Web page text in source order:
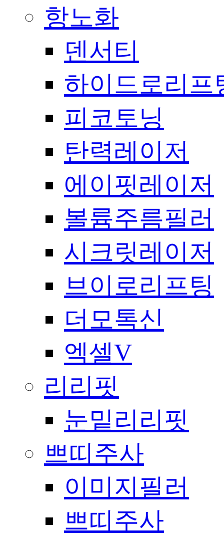
항노화
덴서티
하이드로리프
피코토닝
탄력레이저
에이핏레이저
볼륨주름필러
시크릿레이저
브이로리프팅
더모톡신
엑셀V
리리핏
눈밑리리핏
쁘띠주사
이미지필러
쁘띠주사